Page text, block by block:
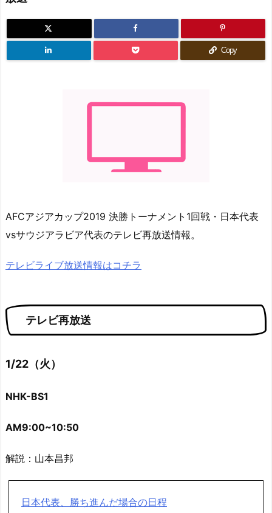
Copy
AFCアジアカップ2019 決勝トーナメント1回戦・日本代表
vsサウジアラビア代表のテレビ再放送情報。
テレビライブ放送情報はコチラ
テレビ再放送
1/22（火）
NHK-BS1
AM9:00~10:50
解説：山本昌邦
日本代表、勝ち進んだ場合の日程